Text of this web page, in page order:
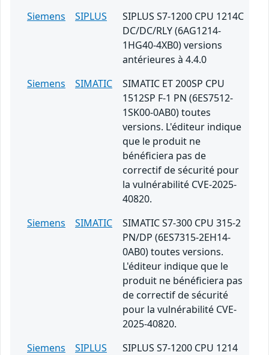
Siemens
SIPLUS
SIPLUS S7-1200 CPU 1214C
DC/DC/RLY (6AG1214-
1HG40-4XB0) versions
antérieures à 4.4.0
Siemens
SIMATIC
SIMATIC ET 200SP CPU
1512SP F-1 PN (6ES7512-
1SK00-0AB0) toutes
versions. L'éditeur indique
que le produit ne
bénéficiera pas de
correctif de sécurité pour
la vulnérabilité CVE-2025-
40820.
Siemens
SIMATIC
SIMATIC S7-300 CPU 315-2
PN/DP (6ES7315-2EH14-
0AB0) toutes versions.
L'éditeur indique que le
produit ne bénéficiera pas
de correctif de sécurité
pour la vulnérabilité CVE-
2025-40820.
Siemens
SIPLUS
SIPLUS S7-1200 CPU 1214